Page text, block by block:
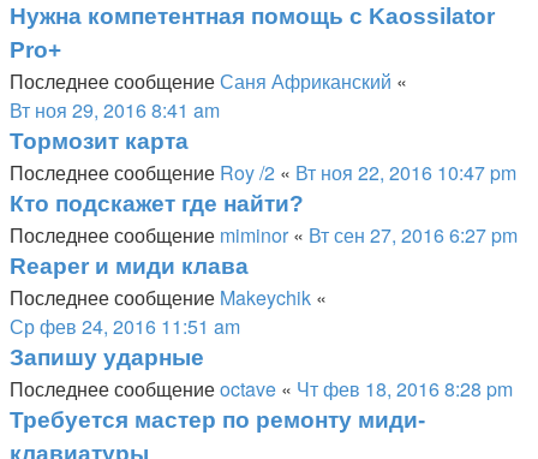
Нужна компетентная помощь с Kaossilator
Pro+
Последнее сообщениеСаня Африканский «
Вт ноя 29, 2016 8:41 am
Тормозит карта
Последнее сообщение Roy /2 « Вт ноя 22, 2016 10:47 pm
Кто подскажет где найти?
Последнее сообщение miminor « Вт сен 27, 2016 6:27 pm
Reaper и миди клава
Последнее сообщение Makeychik «
Ср фев 24, 2016 11:51 am
Запишу ударные
Последнее сообщениеoctave « Чт фев 18, 2016 8:28 pm
Требуется мастер по ремонту миди-
клавиатуры